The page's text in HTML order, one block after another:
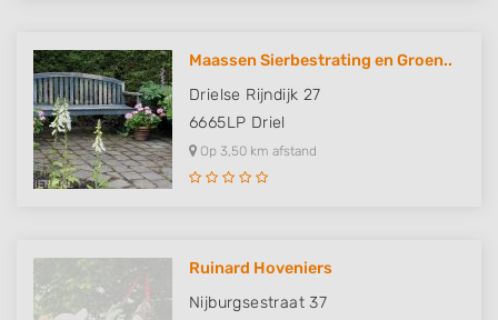
Maassen Sierbestrating en Groen..
Drielse Rijndijk 27
6665LP Driel
Op 3,50 km afstand
Ruinard Hoveniers
Nijburgsestraat 37